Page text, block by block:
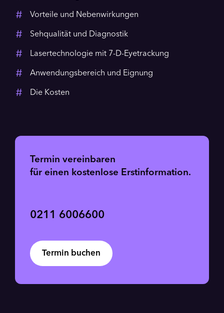
Vorteile und Nebenwirkungen
Sehqualität und Diagnostik
Lasertechnologie mit 7-D-Eyetrackung
Anwendungsbereich und Eignung
Die Kosten
Termin vereinbaren
für einen kostenlose Erstinformation.
0211 6006600
Termin buchen